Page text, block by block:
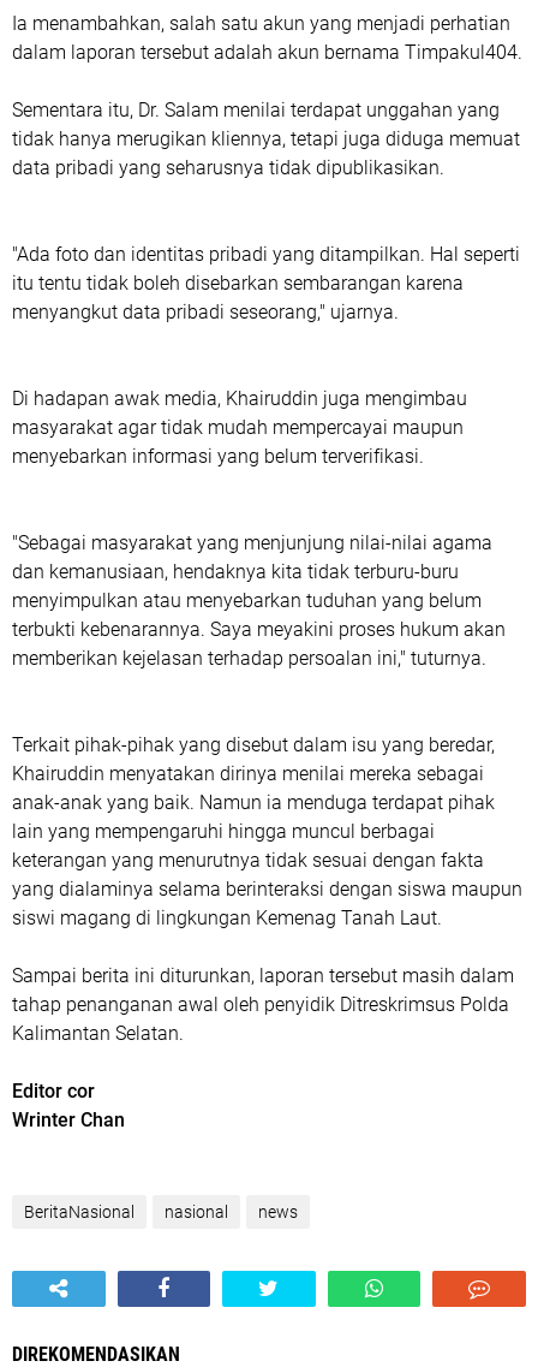
Ia menambahkan, salah satu akun yang menjadi perhatian
dalam laporan tersebut adalah akun bernama Timpakul404.
Sementara itu, Dr. Salam menilai terdapat unggahan yang
tidak hanya merugikan kliennya, tetapi juga diduga memuat
data pribadi yang seharusnya tidak dipublikasikan.
"Ada foto dan identitas pribadi yang ditampilkan. Hal seperti
itu tentu tidak boleh disebarkan sembarangan karena
menyangkut data pribadi seseorang," ujarnya.
Di hadapan awak media, Khairuddin juga mengimbau
masyarakat agar tidak mudah mempercayai maupun
menyebarkan informasi yang belum terverifikasi.
"Sebagai masyarakat yang menjunjung nilai-nilai agama
dan kemanusiaan, hendaknya kita tidak terburu-buru
menyimpulkan atau menyebarkan tuduhan yang belum
terbukti kebenarannya. Saya meyakini proses hukum akan
memberikan kejelasan terhadap persoalan ini," tuturnya.
Terkait pihak-pihak yang disebut dalam isu yang beredar,
Khairuddin menyatakan dirinya menilai mereka sebagai
anak-anak yang baik. Namun ia menduga terdapat pihak
lain yang mempengaruhi hingga muncul berbagai
keterangan yang menurutnya tidak sesuai dengan fakta
yang dialaminya selama berinteraksi dengan siswa maupun
siswi magang di lingkungan Kemenag Tanah Laut.
Sampai berita ini diturunkan, laporan tersebut masih dalam
tahap penanganan awal oleh penyidik Ditreskrimsus Polda
Kalimantan Selatan.
Editor cor
Wrinter Chan
BeritaNasional nasional news
DIREKOMENDASIKAN